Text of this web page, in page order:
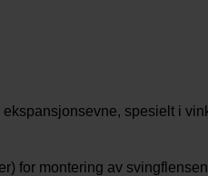
spesielt i
for montering av